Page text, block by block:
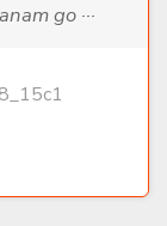
go ···